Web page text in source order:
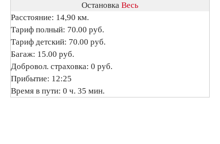
Остановка Весь
Расстояние: 14,90 км.
Тариф полный: 70.00 руб.
Тариф детский: 70.00 руб.
Багаж: 15.00 руб.
Добровол. страховка: 0 руб.
Прибытие: 12:25
Время в пути: 0 ч. 35 мин.